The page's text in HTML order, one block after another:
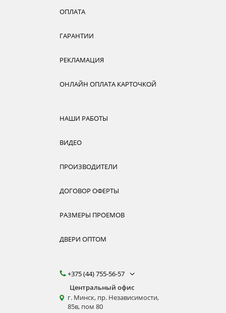
ОПЛАТА
ГАРАНТИИ
РЕКЛАМАЦИЯ
ОНЛАЙН ОПЛАТА КАРТОЧКОЙ
НАШИ РАБОТЫ
ВИДЕО
ПРОИЗВОДИТЕЛИ
ДОГОВОР ОФЕРТЫ
РАЗМЕРЫ ПРОЕМОВ
ДВЕРИ ОПТОМ
+375 (44) 755-56-57
Центральный офис
г. Минск, пр. Независимости,
85в, пом 80